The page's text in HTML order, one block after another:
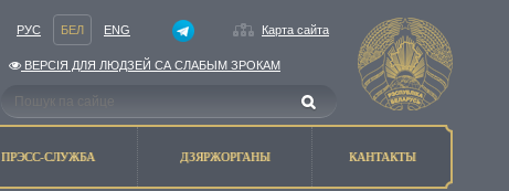
РУС БЕЛ ENG Карта сайта
ВЕРСIЯ ДЛЯ ЛЮДЗЕЙ СА СЛАБЫМ ЗРОКАМ
ПРЭСС-СЛУЖБА ДЗЯРЖОРГАНЫ КАНТАКТЫ